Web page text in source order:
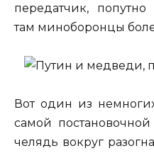
передатчик,
там миноборонцы
Вот один из
самой
челядь вокруг